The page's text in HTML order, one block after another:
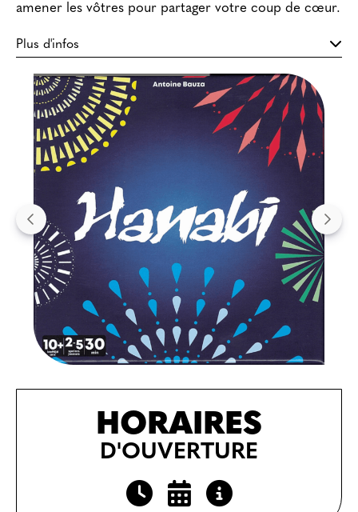
amener les vôtres pour partager votre coup de cœur.
Plus d'infos
HORAIRES
D'OUVERTURE